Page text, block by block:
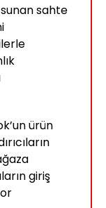
sahte
ürün
giriş